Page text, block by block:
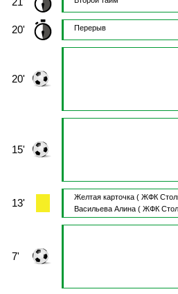
20' Перерыв
20'
15'
13' Желтая карточка ( ЖФК
Васильева Алина( ЖФК
7'